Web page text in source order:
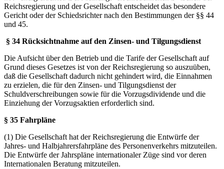
Reichsregierung und der Gesellschaft entscheidet das besondere
Gericht oder der Schiedsrichter nach den Bestimmungen der §§ 44
und 45.
§ 34 Rücksichtnahme auf den Zinsen- und Tilgungsdienst
Die Aufsicht über den Betrieb und die Tarife der Gesellschaft auf
Grund dieses Gesetzes ist von der Reichsregierung so auszuüben,
daß die Gesellschaft dadurch nicht gehindert wird, die Einnahmen
zu erzielen, die für den Zinsen- und Tilgungsdienst der
Schuldverschreibungen sowie für die Vorzugsdividende und die
Einziehung der Vorzugsaktien erforderlich sind.
§ 35 Fahrpläne
(1) Die Gesellschaft hat der Reichsregierung die Entwürfe der
Jahres- und Halbjahrersfahrpläne des Personenverkehrs mitzuteilen.
Die Entwürfe der Jahrspläne internationaler Züge sind vor deren
Internationalen Beratung mitzuteilen.